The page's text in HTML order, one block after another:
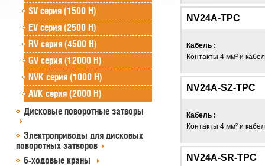
SV серия (1500 Н)
EV серия (2500 Н)
RV серия (4500 Н)
GV серия (12000 Н)
NVK серия (1000 Н)
AVK серия (2000 Н)
Дисковые поворотные затворы
Электроприводы для дисковых
поворотных затворов
6-ходовые краны
NV24A-TPC
Кабель :
Контакты 4 мм² и
NV24A-SZ-TPC
Кабель :
Контакты 4 мм² и
NV24A-SR-TPC